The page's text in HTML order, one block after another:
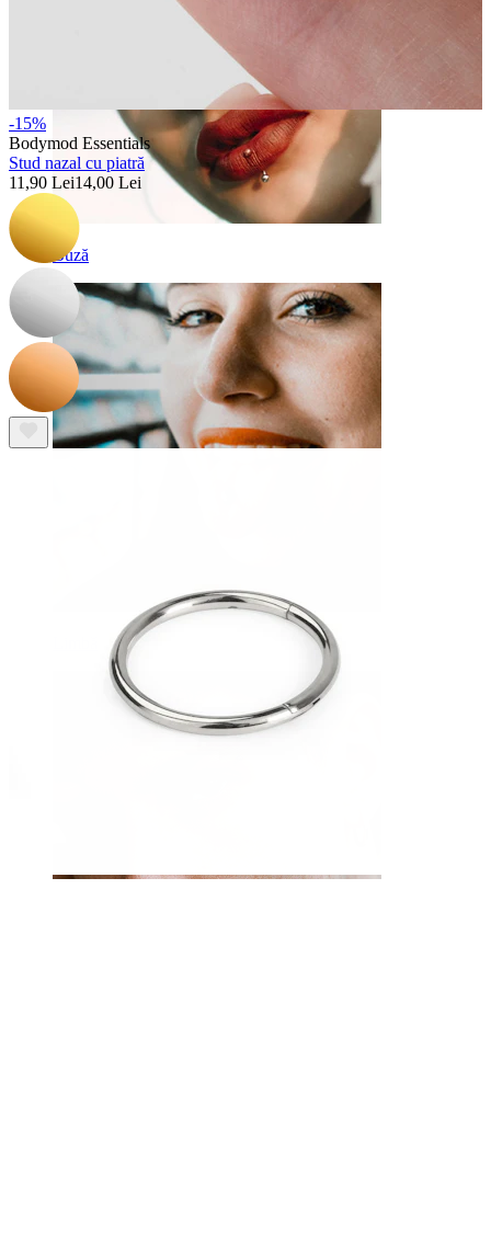
Buză
-15%
Bodymod Essentials
Stud nazal cu piatră
11,90 Lei14,00 Lei